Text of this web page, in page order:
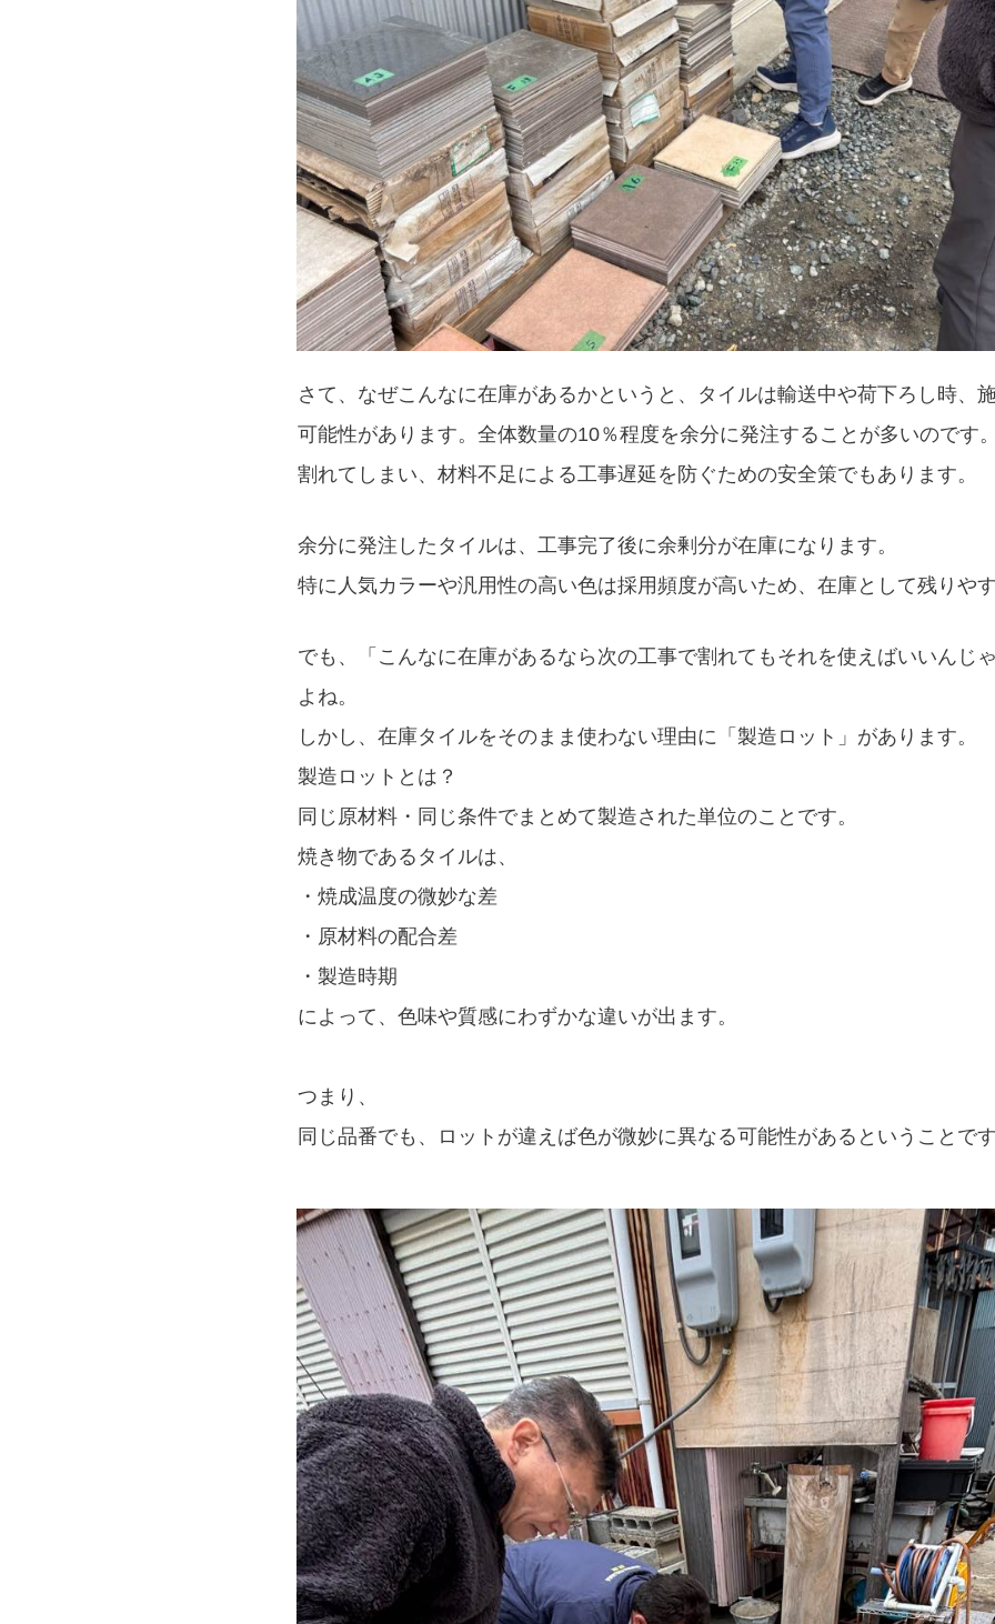
さて、なぜこんなに在庫があるかというと、タイルは輸送中や荷下ろし時、
可能性があります。全体数量の10％程度を余分に発注することが多いのです
割れてしまい、材料不足による工事遅延を防ぐための安全策でもあります。
余分に発注したタイルは、工事完了後に余剰分が在庫になります。
特に人気カラーや汎用性の高い色は採用頻度が高いため、在庫として残りや
でも、「こんなに在庫があるなら次の工事で割れてもそれを使えばいいんじ
よね。
しかし、在庫タイルをそのまま使わない理由に「製造ロット」があります。
製造ロットとは？
同じ原材料・同じ条件でまとめて製造された単位のことです。
焼き物であるタイルは、
・焼成温度の微妙な差
・原材料の配合差
・製造時期
によって、色味や質感にわずかな違いが出ます。
つまり、
同じ品番でも、ロットが違えば色が微妙に異なる可能性があるということで